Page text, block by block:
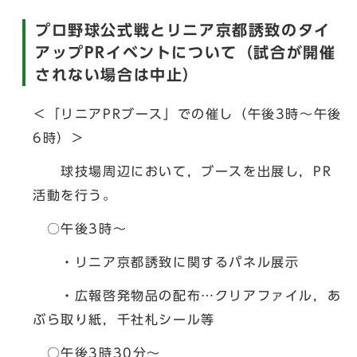
プロ野球公式戦とリニア京都誘致のタイ
アップPRイベントについて（試合が開催
されない場合は中止）
＜「リニアPRブース」での催し（午後3時～午後
6時）＞
球技場周辺において，ブースを出展し，PR
活動を行う。
○午後3時～
・リニア京都誘致に関するパネル展示
・広報啓発物品の配布…クリアファイル，あ
ぶら取り紙，千社札シール等
○午後3時30分～